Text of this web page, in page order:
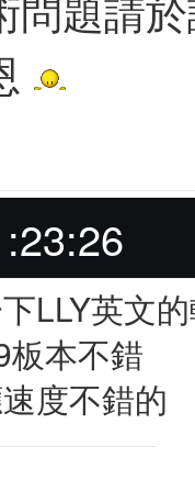
LLY英文
板本不錯
度不錯的